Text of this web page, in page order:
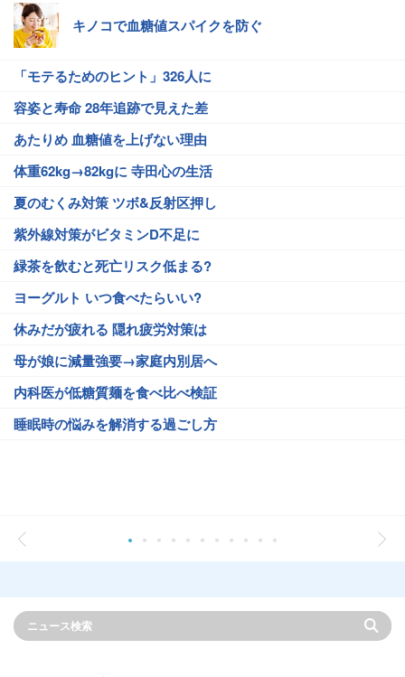
キノコで血糖値スパイクを防ぐ
「モテるためのヒント」326人に
容姿と寿命 28年追跡で見えた差
あたりめ 血糖値を上げない理由
体重62kg→82kgに 寺田心の生活
夏のむくみ対策 ツボ&反射区押し
紫外線対策がビタミンD不足に
緑茶を飲むと死亡リスク低まる?
ヨーグルト いつ食べたらいい?
休みだが疲れる 隠れ疲労対策は
母が娘に減量強要→家庭内別居へ
内科医が低糖質麺を食べ比べ検証
睡眠時の悩みを解消する過ごし方